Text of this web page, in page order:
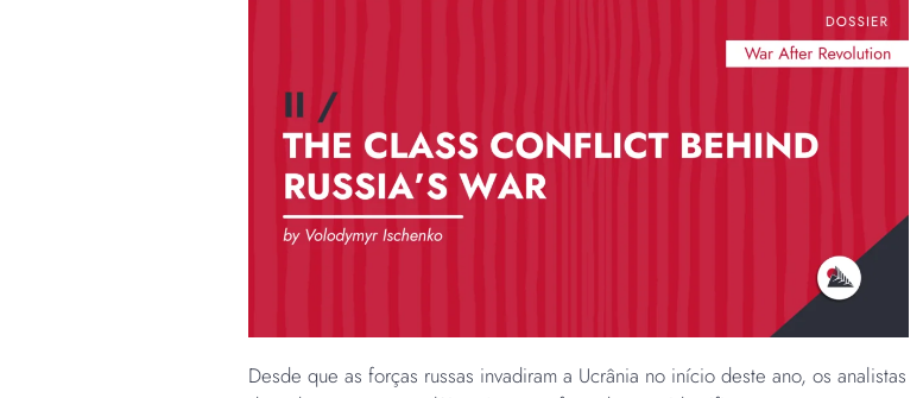
Desde que as forças russas invadiram a Ucrânia no início deste ano, os analistas